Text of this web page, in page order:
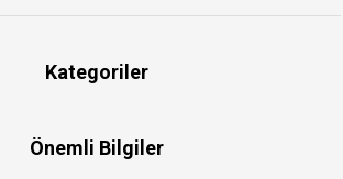
Kategoriler
Önemli Bilgiler